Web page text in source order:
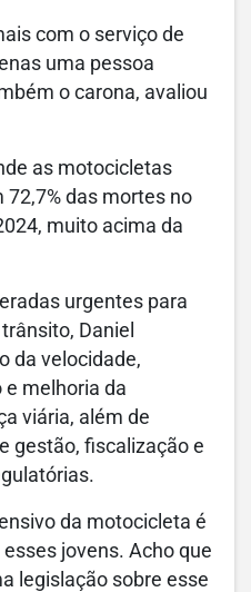
com o serviço de
uma pessoa
o carona, avaliou
as motocicletas
das mortes no
muito acima da
urgentes para
Daniel
da velocidade,
melhoria da
viária, além de
gestão, fiscalização e
da motocicleta é
jovens. Acho que
legislação sobre esse